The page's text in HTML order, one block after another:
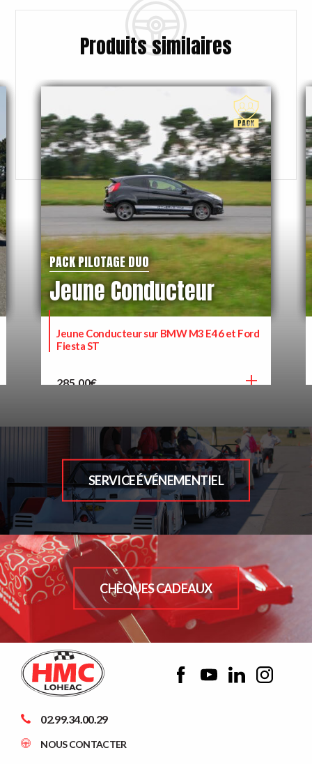
Produits similaires
PACK PILOTAGE DUO
Jeune Conducteur
Jeune Conducteur sur BMW M3 E46 et Ford
Fiesta ST
285,00€
SERVICE ÉVÉNEMENTIEL
CHÈQUES CADEAUX
02.99.34.00.29
NOUS CONTACTER